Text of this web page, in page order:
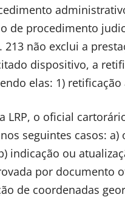
de procedimento
não exclui a
dispositivo, a
elas: 1)
LRP, o oficial
seguintes casos:
indicação ou
por documento
de coordenadas